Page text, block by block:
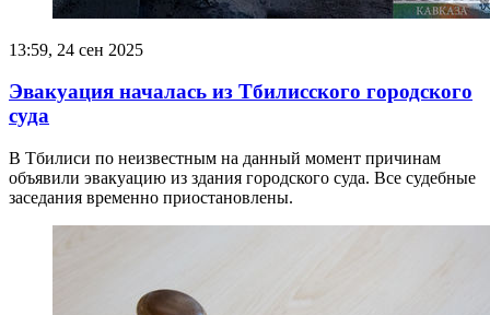
13:59, 24 сен 2025
Эвакуация началась из Тбилисского городского
суда
В Тбилиси по неизвестным на данный момент причинам
объявили эвакуацию из здания городского суда. Все судебные
заседания временно приостановлены.